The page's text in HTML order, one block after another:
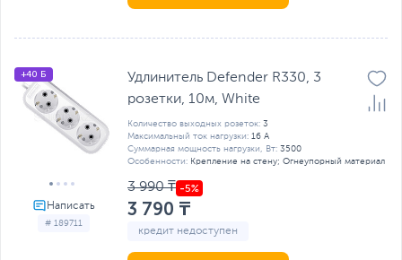
# 189711
+40 Б
Удлинитель Defender R330, 3
розетки, 10м, White
Количество выходных розеток: 3
Максимальный ток нагрузки: 16 А
Суммарная мощность нагрузки, Вт: 3500
Особенности: Крепление на стену; Огнеупорный материал
3 990 ₸
3 790 ₸
кредит недоступен